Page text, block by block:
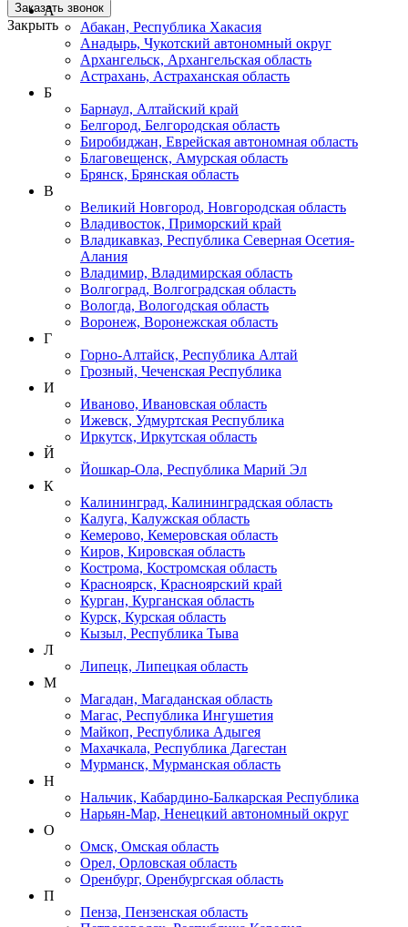
Заказать звонок
Закрыть
А
Абакан, Республика Хакасия
Анадырь, Чукотский автономный округ
Архангельск, Архангельская область
Астрахань, Астраханская область
Б
Барнаул, Алтайский край
Белгород, Белгородская область
Биробиджан, Еврейская автономная область
Благовещенск, Амурская область
Брянск, Брянская область
В
Великий Новгород, Новгородская область
Владивосток, Приморский край
Владикавказ, Республика Северная Осетия-
Алания
Владимир, Владимирская область
Волгоград, Волгоградская область
Вологда, Вологодская область
Воронеж, Воронежская область
Г
Горно-Алтайск, Республика Алтай
Грозный, Чеченская Республика
И
Иваново, Ивановская область
Ижевск, Удмуртская Республика
Иркутск, Иркутская область
Й
Йошкар-Ола, Республика Марий Эл
К
Калининград, Калининградская область
Калуга, Калужская область
Кемерово, Кемеровская область
Киров, Кировская область
Кострома, Костромская область
Красноярск, Красноярский край
Курган, Курганская область
Курск, Курская область
Кызыл, Республика Тыва
Л
Липецк, Липецкая область
М
Магадан, Магаданская область
Магас, Республика Ингушетия
Майкоп, Республика Адыгея
Махачкала, Республика Дагестан
Мурманск, Мурманская область
Н
Нальчик, Кабардино-Балкарская Республика
Нарьян-Мар, Ненецкий автономный округ
О
Омск, Омская область
Орел, Орловская область
Оренбург, Оренбургская область
П
Пенза, Пензенская область